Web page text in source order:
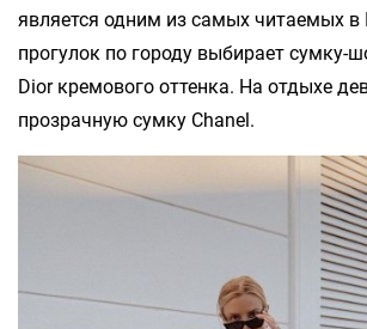
является одним из самых читаемых в
прогулок по городу выбирает сумку-
Dior кремового оттенка. На отдыхе
прозрачную сумку Chanel.